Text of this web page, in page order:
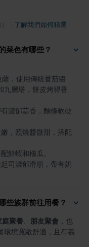
了解我們如何精選
菜色有哪些？
，使用傳統番茄醬
九層塔，餅皮烤得香
濃郁蒜香，麵條軟硬
，照燒醬微甜，搭配
司濃郁滑順，帶有奶
些族群前往用餐？
庭聚餐 朋友聚會 ，也
環境寬敞舒適，且有義